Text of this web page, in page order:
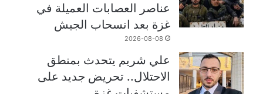
عناصر العصابات العميلة في
غزة بعد انسحاب الجيش
2026-08-08
علي شريم يتحدث بمنطق
الاحتلال.. تحريض جديد على